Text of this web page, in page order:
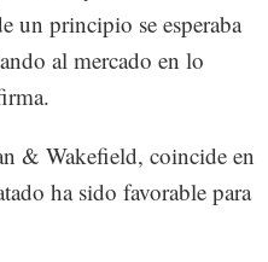
un principio se esperaba
al mercado en lo
& Wakefield, coincide en
ha sido favorable para